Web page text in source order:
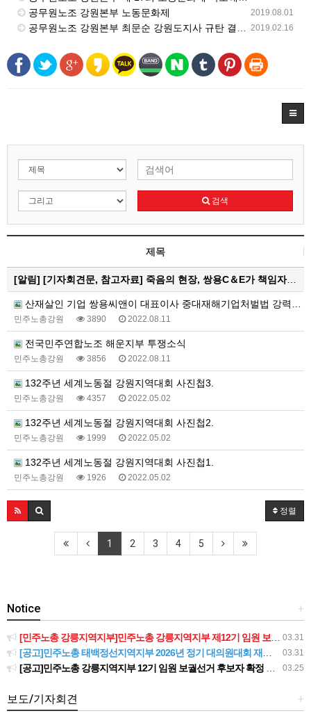
2019.08.01
공무원노조 강원본부 노동문화제
2019.02.16
공무원노조 강원본부 최문순 강원도지사 규탄 결의대회 열려
검색
제목
[알림] [기자회견문, 참고자료] 죽음의 현장, 쌍용C＆E가 책임자다! 중대재해기업처벌법으로 처벌하고 특별근로감독 즉…
산재살인 기업 쌍용씨앤이 대표이사 중대재해기업처벌법 강력처벌 촉구 피켓티선전전 진행 중
민주노총강원 3890 2022.08.11
전국민주연합노조 해운지부 투쟁소식
민주노총강원 3856 2022.08.11
132주년 세계노동절 강원지역대회 사진첩3.
민주노총강원 4357 2022.05.02
132주년 세계노동절 강원지역대회 사진첩2.
민주노총강원 1999 2022.05.02
132주년 세계노동절 강원지역대회 사진첩1.
민주노총강원 1926 2022.05.02
정렬
1 2 3 4 5
+
Notice
03.31
[민주노총 강릉지역지부]민주노총 강릉지역지부 제12기 임원 보궐선거결과 공고
03.31
[공고]민주노총 태백정선지역지부 2026년 정기 대의원대회 재소집 건
03.25
[공고]민주노총 강릉지역지부 12기 임원 보궐선거 후보자 확정 공고
+
보도/기자회견